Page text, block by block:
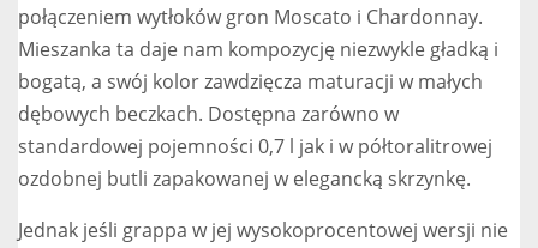
połączeniem wytłoków gron Moscato i Chardonnay.
Mieszanka ta daje nam kompozycję niezwykle gładką i
bogatą, a swój kolor zawdzięcza maturacji w małych
dębowych beczkach. Dostępna zarówno w
standardowej pojemności 0,7 l jak i w półtoralitrowej
ozdobnej butli zapakowanej w elegancką skrzynkę.
Jednak jeśli grappa w jej wysokoprocentowej wersji nie